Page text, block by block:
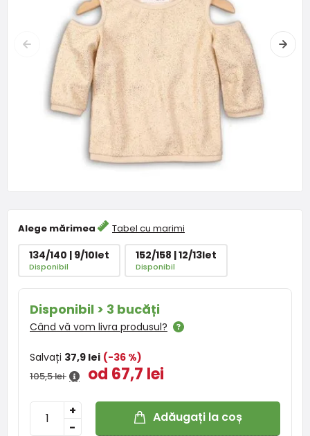
Alege mărimea Tabel cu marimi
134/140 | 9/10let
Disponibil
152/158 | 12/13let
Disponibil
Disponibil > 3 bucăți
Când vă vom livra produsul?
Salvați 37,9 lei (-36 %)
105,5 lei od 67,7 lei
-
+ Adăugați la coș